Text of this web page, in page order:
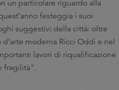
un particolare riguardo alla
festeggia i suoi
suggestivi della città: oltre
moderna Ricci Oddi e nel
lavori di riqualificazione
fragilità".